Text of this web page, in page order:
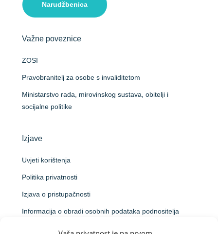
Narudžbenica
Važne poveznice
ZOSI
Pravobranitelj za osobe s invaliditetom
Ministarstvo rada, mirovinskog sustava, obitelji i
socijalne politike
Izjave
Uvjeti korištenja
Politika privatnosti
Izjava o pristupačnosti
Informacija o obradi osobnih podataka podnositelja